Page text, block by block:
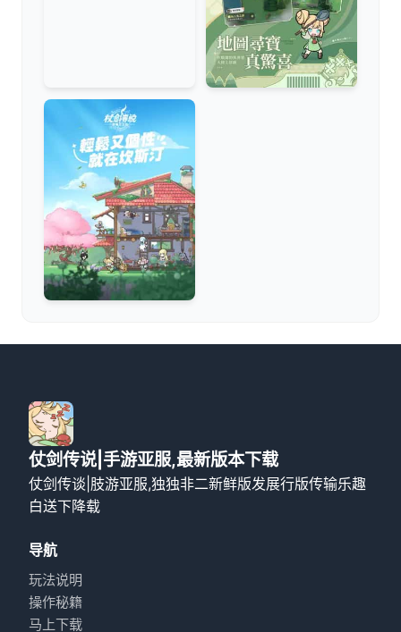
仗剑传说|手游亚服,最新版本下载
仗剑传谈|肢游亚服,独独非二新鲜版发展行版传输乐趣
白送下降载
导航
玩法说明
操作秘籍
马上下载